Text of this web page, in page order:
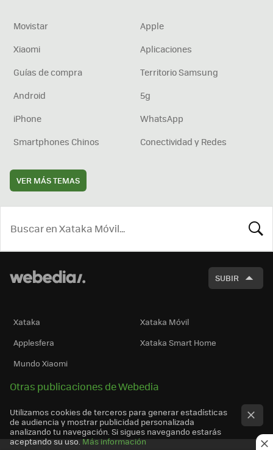
Movistar
Apple
Xiaomi
Aplicaciones
Guías de compra
Territorio Samsung
Android
5g
iPhone
WhatsApp
Smartphones Chinos
Conectividad y Redes
VER MÁS TEMAS
SUBIR
Xataka
Xataka Móvil
Applesfera
Xataka Smart Home
Mundo Xiaomi
Otras publicaciones de Webedia
Utilizamos cookies de terceros para generar estadísticas
de audiencia y mostrar publicidad personalizada
analizando tu navegación. Si sigues navegando estarás
aceptando su uso. Más información